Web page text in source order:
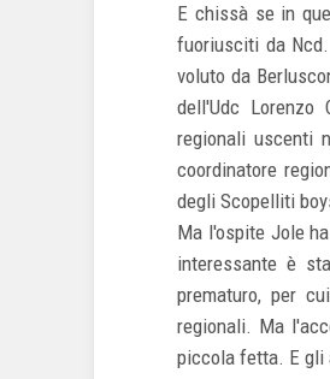
E chissà se in
fuoriusciti da
voluto da
dell'Udc Lorenzo
regionali uscenti
coordinatore
degli Scopelliti
Ma l'ospite Jole
interessante è
prematuro, per
regionali. Ma
piccola fetta. E gli